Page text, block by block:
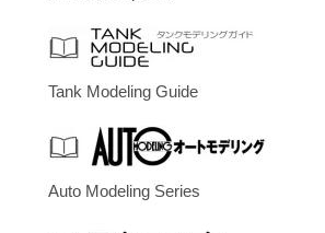
Tank Modeling Guide
Auto Modeling Series